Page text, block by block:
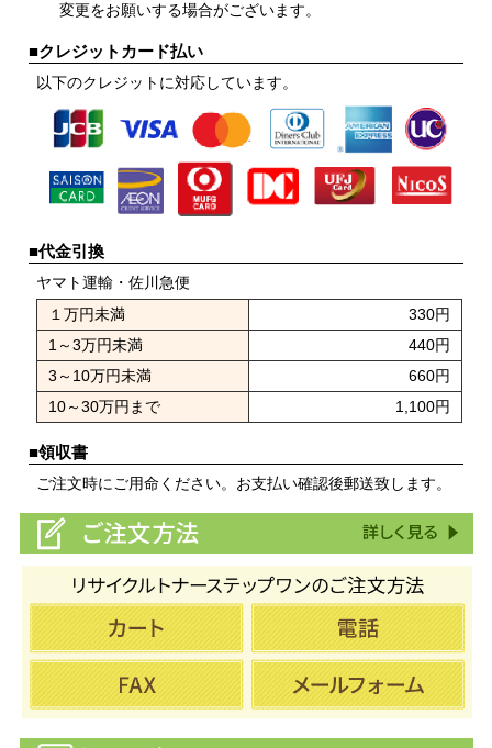
変更をお願いする場合がございます。
■クレジットカード払い
以下のクレジットに対応しています。
■代金引換
ヤマト運輸・佐川急便
１万円未満
330円
1～3万円未満
440円
3～10万円未満
660円
10～30万円まで
1,100円
■領収書
ご注文時にご用命ください。お支払い確認後郵送致します。